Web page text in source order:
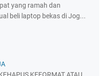
yang ramah dan
beli laptop bekas di Jog...
ATAU